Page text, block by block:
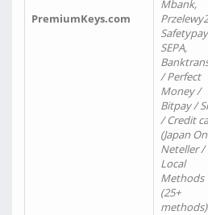
PremiumKeys.com
Mbank,
SEPA,
/ Perfect
Money /
Bitpay /
/ Credit
(Japan
Neteller /
Local
Methods
(25+
methods)